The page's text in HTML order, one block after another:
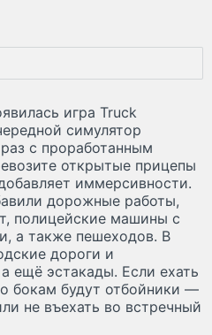
игра Truck
симулятор
с проработанным
открытые прицепы
иммерсивности.
дорожные работы,
полицейские машины с
а также пешеходов. В
дороги и
ещё эстакады. Если ехать
бокам будут отбойники —
не въехать во встречный